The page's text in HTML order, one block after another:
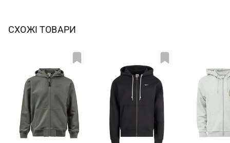
СХОЖІ ТОВАРИ